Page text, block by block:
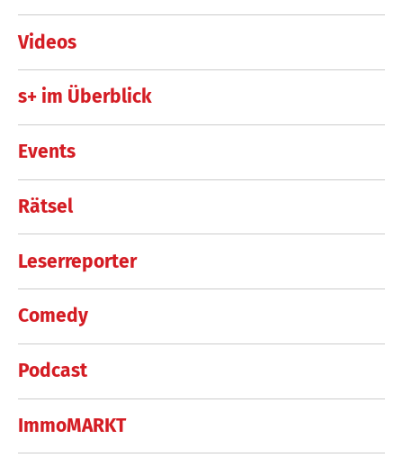
Videos
s+ im Überblick
Events
Rätsel
Leserreporter
Comedy
Podcast
ImmoMARKT